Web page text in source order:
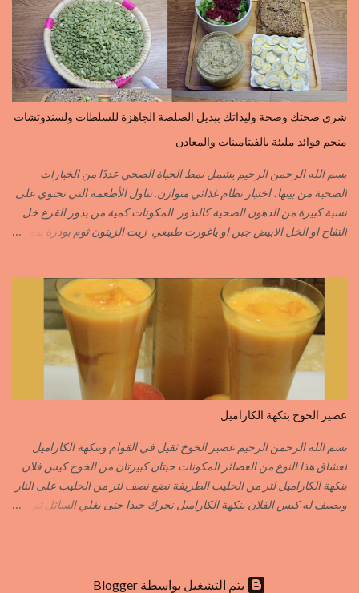
indes=curcuma اليبزار الأسود=poivre noir زعفران=safran
جنجلان=grains de sésame الكبابة=cubèbe=piment de jamaique
بسيبيسة=macis الكوزة الصحراوية=maniguette عرق السوس=reglisse
لسان الطير=fruit de frène النافع نجيمات=badiane ظهر فلفل=poivre
long الفلفلة الحلوة……………PIMENT DOUX الفلفلة الحارة……………
القرفة……………………..CANNELLE الكمون…………………….CUMIN الفلفلة
الابزار………………………POIVRE راس الحانوت …………. RASS EL HANOUT
C’EST L ...
شري صحتك وصحة وليداتك ببديل الصلصة الجاهزة للسلطات ولسندوتشات
منجم فوائد مليئة بالفيتامينات والمعادن
بسم الله الرحمن الرحيم يشمل نمط الحياة الصحي عددًا من الخيارات
الصحية من بينها، اختيار نظام غذائي متوازن. تناول الأطعمة التي تحتوي على
نسبة كبيرة من الدهون الصحية كالبذور المكونات كمية من بذور القرع خل
التفاح او الخل الابيض جبن او ياغورت طبيعي زيت الزيتون ثوم بودرة بذور
si=EjD0K3Lgs58txUgM
عصير الخوخ بنكهة الكاراميل
بسم الله الرحمن الرحيم عصير الخوخ ثقيل في القوام وبنكهة الكاراميل
لعشاق هذا النوع من العصائر المكونات حبتان كبيرتان من الخوخ كيس فلان
بنكهة الكاراميل لتر من الحليب الطريقة نضع نصف لتر من الحليب على النار
ونضيف له كيس الفلان بنكهة الكاراميل نحرك جيدا حتى يغلي السائل ثم
التحلية فاختيارية حسب الذوق يمكنك إضافة القليل من المكسرات
‏يتم التشغيل بواسطة Blogger